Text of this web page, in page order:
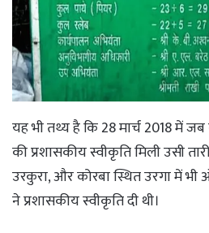
यह भी तथ्य है कि 28 मार्च 2018 में
की प्रशासकीय स्वीकृति मिली उसी
उरकुरा, और कोरबा स्थित उरगा में भी
ने प्रशासकीय स्वीकृति दी थी।